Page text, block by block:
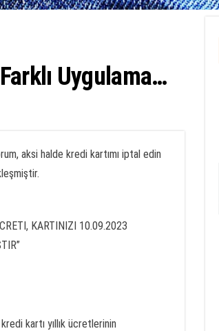
Uygulama…
aksi halde kredi kartımı iptal edin
KARTINIZI 10.09.2023
kartı yıllık ücretlerinin